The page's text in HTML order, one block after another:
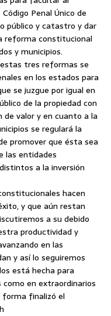
Penal Único de
público y catastro y dar
reforma constitucional
y municipios.
estas tres reformas se
en los estados para
se juzgue por igual en
de la propiedad con
valor y en cuanto a la
se regulará la
promover que ésta sea
las entidades
a la inversión
hacen
y que aún restan
a su debido
productividad y
en las
y así lo seguiremos
está hecha para
en extraordinarios
forma finalizó el